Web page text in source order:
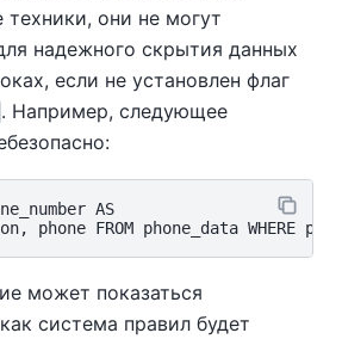
они не могут
надежного скрытия данных
если не установлен флаг
. Например, следующее
AS
может показаться
система правил будет